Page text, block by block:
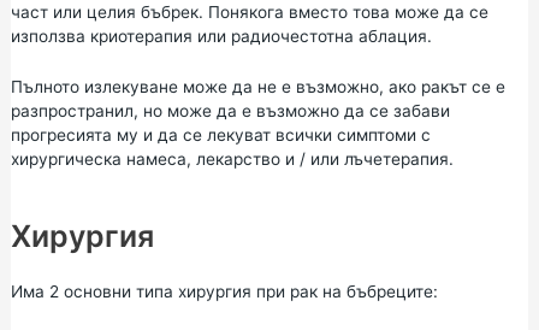
част или целия бъбрек. Понякога вместо това може да се
използва криотерапия или радиочестотна аблация.
Пълното излекуване може да не е възможно, ако ракът се е
разпространил, но може да е възможно да се забави
прогресията му и да се лекуват всички симптоми с
хирургическа намеса, лекарство и / или лъчетерапия.
Хирургия
Има 2 основни типа хирургия при рак на бъбреците: